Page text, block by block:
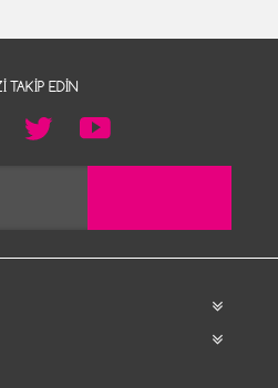
TAKIP EDIN